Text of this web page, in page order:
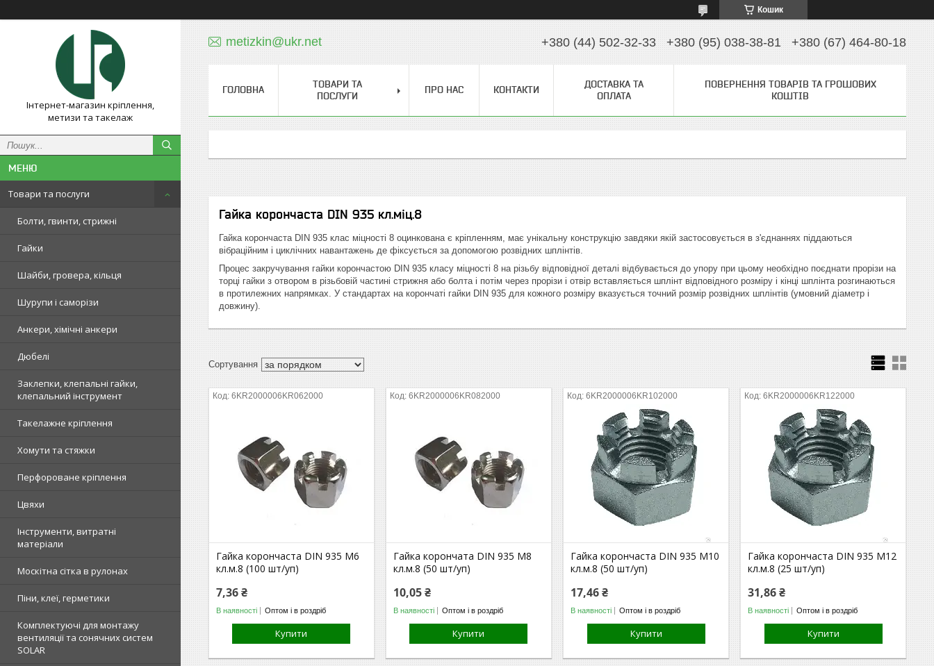
Кошик
Інтернет-магазин кріплення,
метизи та такелаж
Товари та послуги
Болти, гвинти, стрижні
Гайки
Шайби, гровера, кільця
Шурупи і саморізи
Анкери, хімічні анкери
Дюбелі
Заклепки, клепальні гайки,
клепальний інструмент
Такелажне кріплення
Хомути та стяжки
Перфороване кріплення
Цвяхи
Інструменти, витратні
матеріали
Москітна сітка в рулонах
Піни, клеї, герметики
Комплектуючі для монтажу
вентиляції та сонячних систем
SOLAR
metizkin@ukr.net +380 (44) 502-32-33 +380 (95) 038-38-81 +380 (67) 464-80-18
ГОЛОВНА
ТОВАРИ ТА
ПОСЛУГИ
ПРО НАС КОНТАКТИ
ДОСТАВКА ТА
ОПЛАТА
ПОВЕРНЕННЯ ТОВАРІВ ТА ГРОШОВИХ
КОШТІВ
Гайка корончаста DIN 935 кл.міц.8
Гайка корончаста DIN 935 клас міцності 8 оцинкована є кріпленням, має унікальну конструкцію завдяки якій застосовується в з'єднаннях піддаються
вібраційним і циклічних навантажень де фіксується за допомогою розвідних шплінтів.
Процес закручування гайки корончастою DIN 935 класу міцності 8 на різьбу відповідної деталі відбувається до упору при цьому необхідно поєднати прорізи на
торці гайки з отвором в різьбовій частині стрижня або болта і потім через прорізи і отвір вставляється шплінт відповідного розміру і кінці шплінта розгинаються
в протилежних напрямках. У стандартах на корончаті гайки DIN 935 для кожного розміру вказується точний розмір розвідних шплінтів (умовний діаметр і
довжину).
6KR2000006KR062000
Гайка корончаста DIN 935 М6
кл.м.8 (100 шт/уп)
7,36 ₴
В наявності Оптом і в роздріб
Купити
6KR2000006KR082000
Гайка корончата DIN 935 М8
кл.м.8 (50 шт/уп)
10,05 ₴
В наявності Оптом і в роздріб
Купити
6KR2000006KR102000
Гайка корончаста DIN 935 М10
кл.м.8 (50 шт/уп)
17,46 ₴
В наявності Оптом і в роздріб
Купити
6KR2000006KR122000
Гайка корончаста DIN 935 М12
кл.м.8 (25 шт/уп)
31,86 ₴
В наявності Оптом і в роздріб
Купити